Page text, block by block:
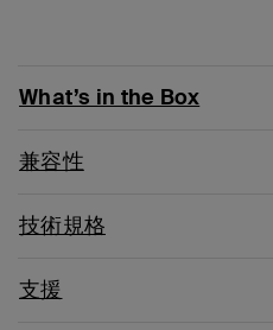
What’s in the Box
兼容性
技術規格
支援